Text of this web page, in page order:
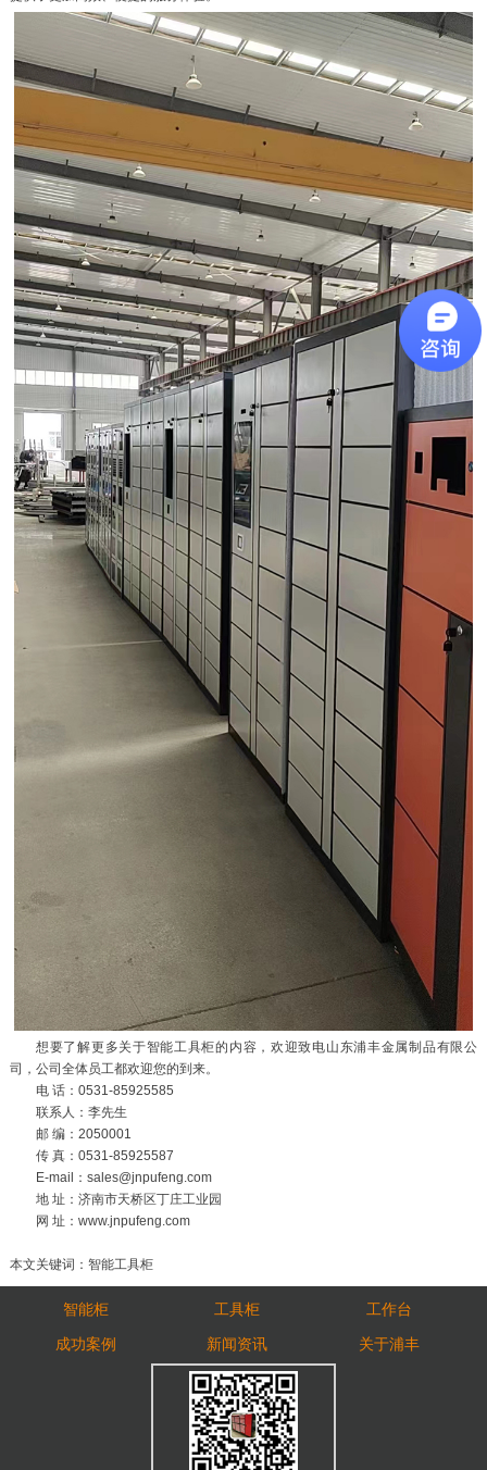
想要了解更多关于智能工具柜的内容，欢迎致电山东浦丰金属制品有限公
司，公司全体员工都欢迎您的到来。
电 话：0531-85925585
联系人：李先生
邮 编：2050001
传 真：0531-85925587
E-mail：sales@jnpufeng.com
地 址：济南市天桥区丁庄工业园
网 址：www.jnpufeng.com
本文关键词：智能工具柜
智能柜 工具柜
工作台
成功案例
新闻资讯 关于浦丰